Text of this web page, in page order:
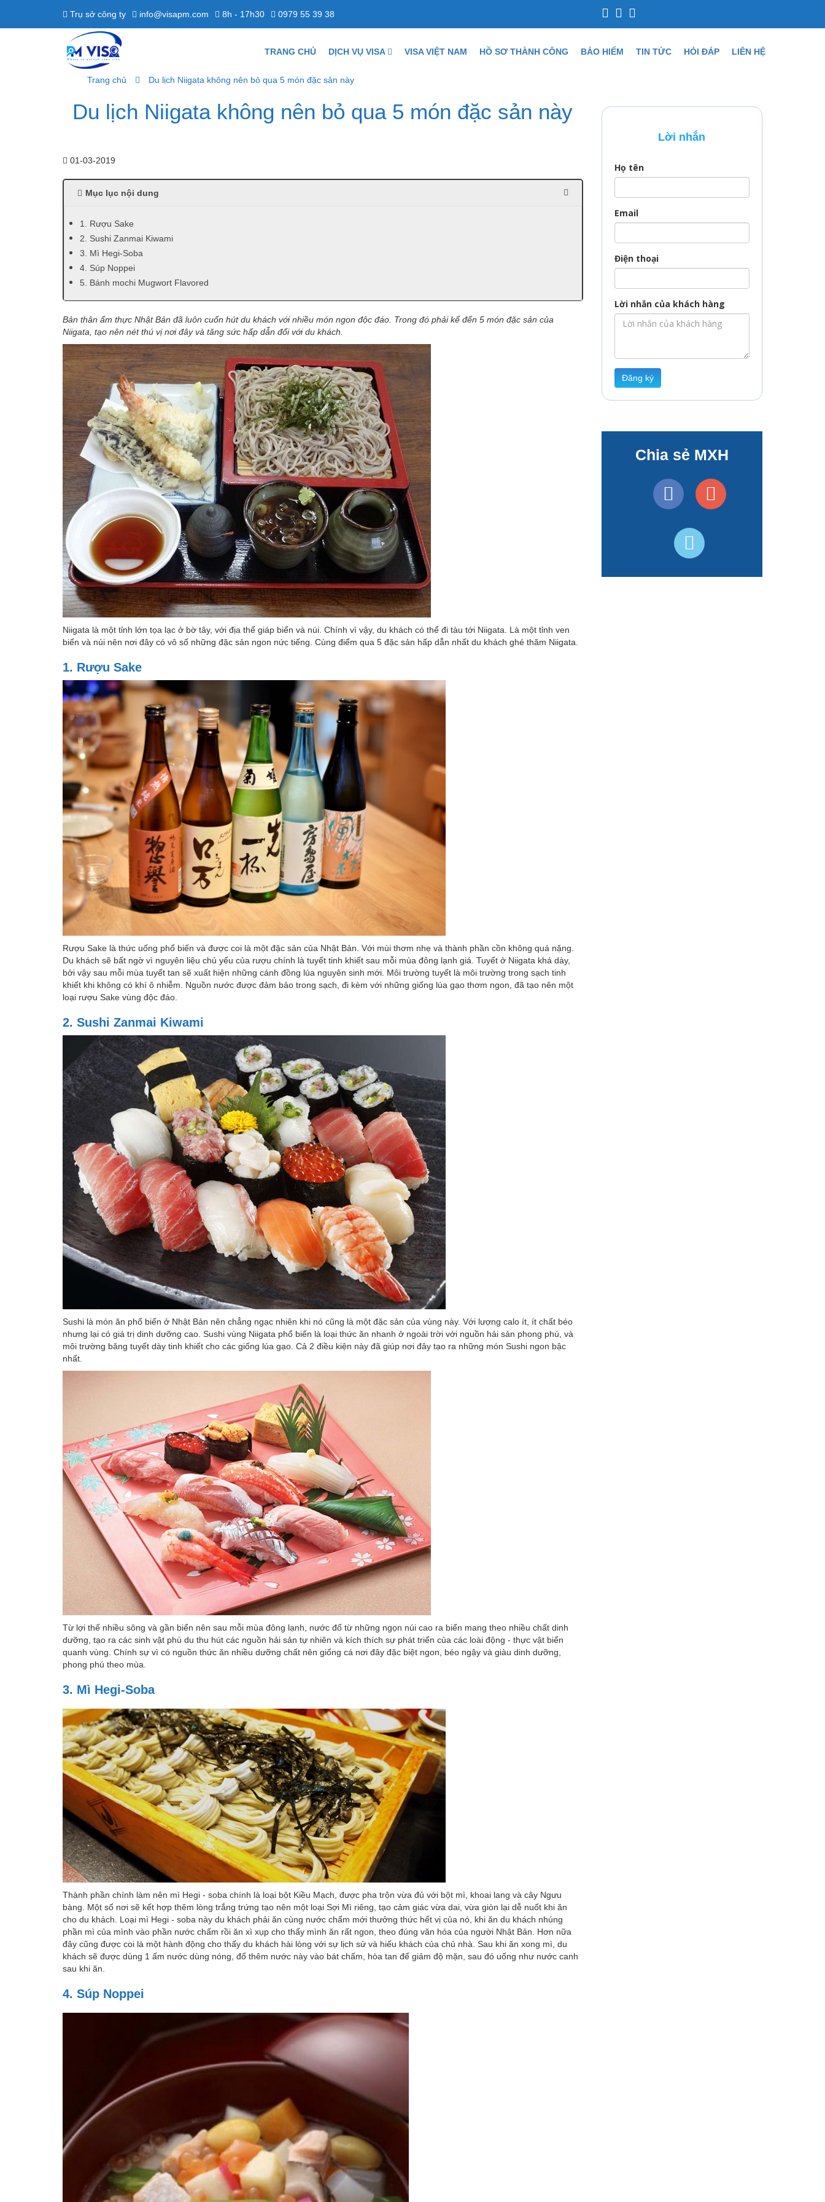
Trụ sở công ty info@visapm.com 8h - 17h30 0979 55 39 38
TRANG CHỦ DỊCH VỤ VISA VISA VIỆT NAM HỒ SƠ THÀNH CÔNG BẢO HIỂM TIN TỨC HỎI ĐÁP LIÊN HỆ
Trang chủ Du lịch Niigata không nên bỏ qua 5 món đặc sản này
Du lịch Niigata không nên bỏ qua 5 món đặc sản này
01-03-2019
Mục lục nội dung
1. Rượu Sake
2. Sushi Zanmai Kiwami
3. Mì Hegi-Soba
4. Súp Noppei
5. Bánh mochi Mugwort Flavored
Bản thân ẩm thực Nhật Bản đã luôn cuốn hút du khách với nhiều món ngon độc đáo. Trong đó phải kể đến 5 món đặc sản của
Niigata, tạo nên nét thú vị nơi đây và tăng sức hấp dẫn đối với du khách.
Niigata là một tỉnh lớn tọa lạc ở bờ tây, với địa thể giáp biển và núi. Chính vì vậy, du khách có thể đi tàu tới Niigata. Là một tỉnh ven
biển và núi nên nơi đây có vô số những đặc sản ngon nức tiếng. Cùng điểm qua 5 đặc sản hấp dẫn nhất du khách ghé thăm Niigata.
1. Rượu Sake
Rượu Sake là thức uống phổ biến và được coi là một đặc sản của Nhật Bản. Với mùi thơm nhẹ và thành phần cồn không quá nặng.
Du khách sẽ bất ngờ vì nguyên liệu chủ yếu của rượu chính là tuyết tinh khiết sau mỗi mùa đông lạnh giá. Tuyết ở Niigata khá dày,
bởi vậy sau mỗi mùa tuyết tan sẽ xuất hiện những cánh đồng lúa nguyên sinh mới. Môi trường tuyết là môi trường trong sạch tinh
khiết khi không có khí ô nhiễm. Nguồn nước được đảm bảo trong sạch, đi kèm với những giống lúa gạo thơm ngon, đã tạo nên một
loại rượu Sake vùng độc đáo.
2. Sushi Zanmai Kiwami
Sushi là món ăn phổ biến ở Nhật Bản nên chẳng ngạc nhiên khi nó cũng là một đặc sản của vùng này. Với lượng calo ít, ít chất béo
nhưng lại có giá trị dinh dưỡng cao. Sushi vùng Niigata phổ biến là loại thức ăn nhanh ở ngoài trời với nguồn hải sản phong phú, và
môi trường băng tuyết dày tinh khiết cho các giống lúa gạo. Cả 2 điều kiện này đã giúp nơi đây tạo ra những món Sushi ngon bậc
nhất.
Từ lợi thế nhiều sông và gần biển nên sau mỗi mùa đông lạnh, nước đổ từ những ngọn núi cao ra biển mang theo nhiều chất dinh
dưỡng, tạo ra các sinh vật phù du thu hút các nguồn hải sản tự nhiên và kích thích sự phát triển của các loài động - thực vật biển
quanh vùng. Chính sự vì có nguồn thức ăn nhiều dưỡng chất nên giống cá nơi đây đặc biệt ngon, béo ngậy và giàu dinh dưỡng,
phong phú theo mùa.
3. Mì Hegi-Soba
Thành phần chính làm nên mì Hegi - soba chính là loại bột Kiều Mạch, được pha trộn vừa đủ với bột mì, khoai lang và cây Ngưu
bàng. Một số nơi sẽ kết hợp thêm lòng trắng trứng tạo nên một loại Sợi Mì riêng, tạo cảm giác vừa dai, vừa giòn lại dễ nuốt khi ăn
cho du khách. Loại mì Hegi - soba này du khách phải ăn cùng nước chấm mới thưởng thức hết vị của nó, khi ăn du khách nhúng
phần mì của mình vào phần nước chấm rồi ăn xì xụp cho thấy mình ăn rất ngon, theo đúng văn hóa của người Nhật Bản. Hơn nữa
đây cũng được coi là một hành động cho thấy du khách hài lòng với sự lịch sử và hiếu khách của chủ nhà. Sau khi ăn xong mì, du
khách sẽ được dùng 1 ấm nước dùng nóng, đổ thêm nước này vào bát chấm, hòa tan để giảm độ mặn, sau đó uống như nước canh
sau khi ăn.
4. Súp Noppei
Lời nhắn
Họ tên
Email
Điện thoại
Lời nhắn của khách hàng
Đăng ký
Chia sẻ MXH